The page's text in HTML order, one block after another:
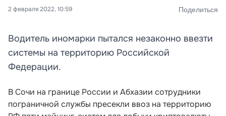
2 февраля 2022, 10:59 Поделиться
Водитель иномарки пытался незаконно ввезти
системы на территорию Российской
Федерации.
В Сочи на границе России и Абхазии сотрудники
пограничной службы пресекли ввоз на территорию